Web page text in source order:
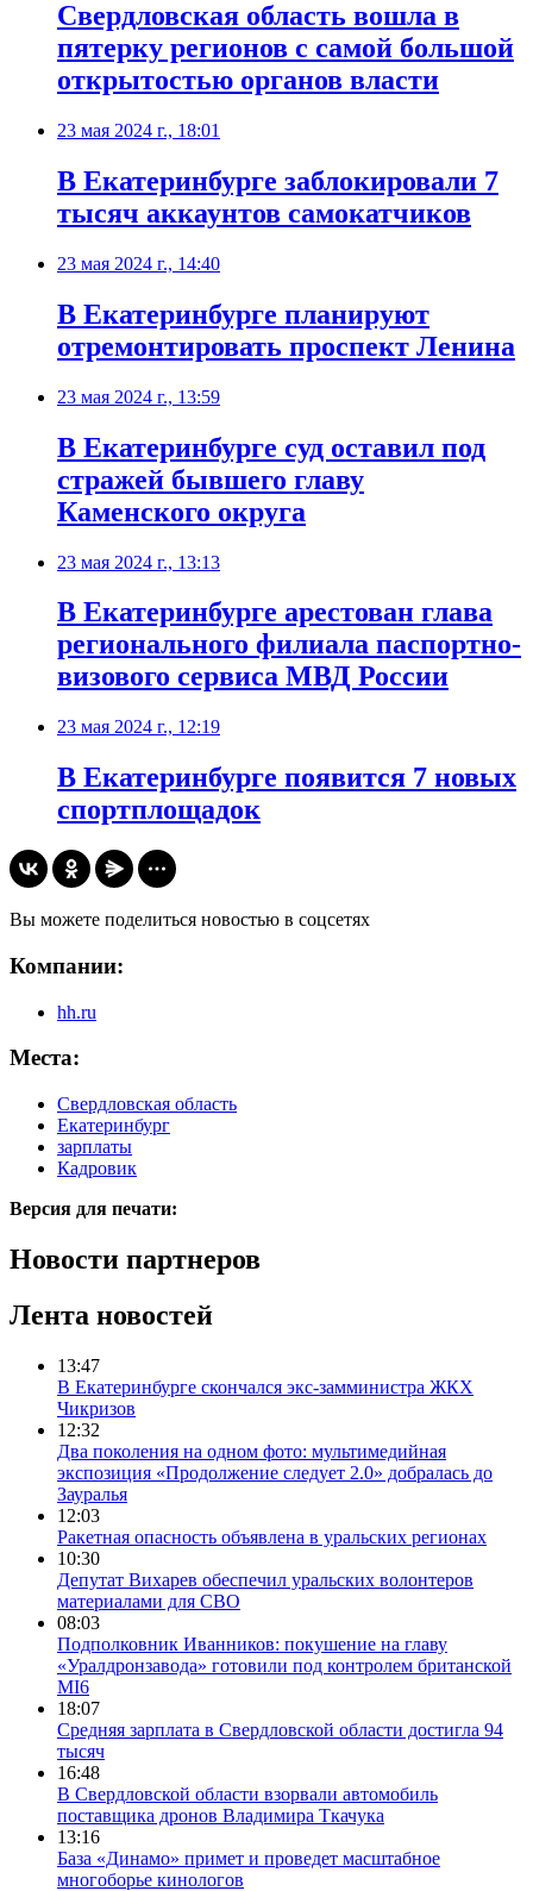
Свердловская область вошла в
пятерку регионов с самой большой
открытостью органов власти
23 мая 2024 г., 18:01
В Екатеринбурге заблокировали 7
тысяч аккаунтов самокатчиков
23 мая 2024 г., 14:40
В Екатеринбурге планируют
отремонтировать проспект Ленина
23 мая 2024 г., 13:59
В Екатеринбурге суд оставил под
стражей бывшего главу
Каменского округа
23 мая 2024 г., 13:13
В Екатеринбурге арестован глава
регионального филиала паспортно-
визового сервиса МВД России
23 мая 2024 г., 12:19
В Екатеринбурге появится 7 новых
спортплощадок
Вы можете поделиться новостью в соцсетях
Компании:
hh.ru
Места:
Свердловская область
Екатеринбург
зарплаты
Кадровик
Версия для печати:
Новости партнеров
Лента новостей
13:47
В Екатеринбурге скончался экс-замминистра ЖКХ
Чикризов
12:32
Два поколения на одном фото: мультимедийная
экспозиция «Продолжение следует 2.0» добралась до
Зауралья
12:03
Ракетная опасность объявлена в уральских регионах
10:30
Депутат Вихарев обеспечил уральских волонтеров
материалами для СВО
08:03
Подполковник Иванников: покушение на главу
«Уралдронзавода» готовили под контролем британской
MI6
18:07
Средняя зарплата в Свердловской области достигла 94
тысяч
16:48
В Свердловской области взорвали автомобиль
поставщика дронов Владимира Ткачука
13:16
База «Динамо» примет и проведет масштабное
многоборье кинологов